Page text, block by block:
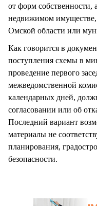
от форм собственности,
недвижимом имуществе,
Омской области или
Как говорится в
поступления схемы в
проведение первого
межведомственной
календарных дней,
согласовании или об
Последний вариант
материалы не
планирования,
безопасности.